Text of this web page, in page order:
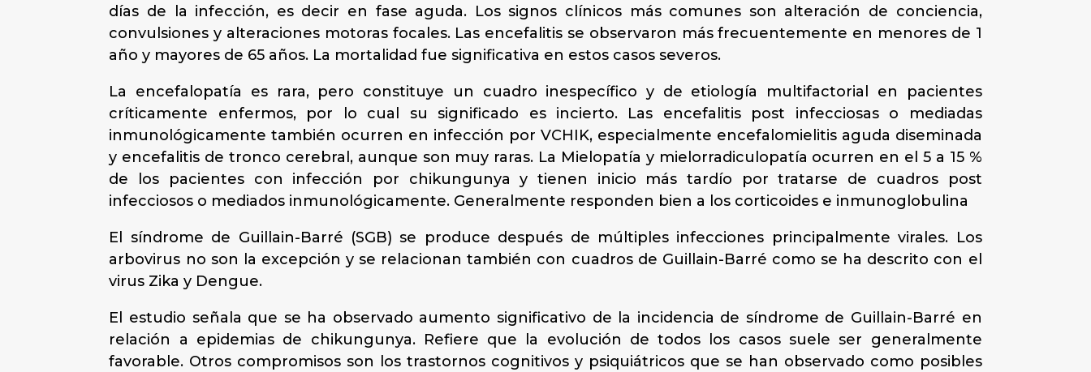
días de la infección, es decir en fase aguda. Los signos clínicos más comunes son alteración de conciencia,
convulsiones y alteraciones motoras focales. Las encefalitis se observaron más frecuentemente en menores de 1
año y mayores de 65 años. La mortalidad fue signifi­cativa en estos casos severos.
La encefalopatía es rara, pero constituye un cuadro inespecí­fico y de etiología multifactorial en pacientes
críticamente enfermos, por lo cual su signi­ficado es incierto. Las encefalitis post infecciosas o mediadas
inmunológicamente también ocurren en infección por VCHIK, especialmente encefalomielitis aguda diseminada
y encefalitis de tronco cerebral, aunque son muy raras. La Mielopatía y mielorradiculopatía ocurren en el 5 a 15 %
de los pacientes con infección por chikungunya y tienen inicio más tardío por tratarse de cuadros post
infecciosos o mediados inmunológicamente. Generalmente responden bien a los corticoides e inmunoglobulina
El síndrome de Guillain-Barré (SGB) se produce después de múltiples infecciones principalmente virales. Los
arbovirus no son la excepción y se relacionan también con cuadros de Guillain-Barré como se ha descrito con el
virus Zika y Dengue.
El estudio señala que se ha observado aumento signifi­cativo de la incidencia de síndrome de Guillain-Barré en
relación a epidemias de chikungunya. Refiere que la evolución de todos los casos suele ser generalmente
favorable. Otros compromisos son los trastornos cognitivos y psiquiátricos que se han observado como posibles